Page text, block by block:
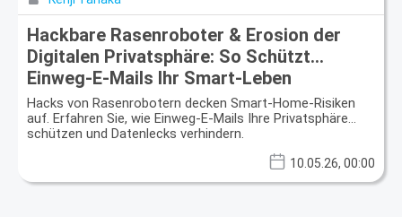
Hackbare Rasenroboter & Erosion der
Digitalen Privatsphäre: So Schützt
Einweg-E-Mails Ihr Smart-Leben
Hacks von Rasenrobotern decken Smart-Home-Risiken
auf. Erfahren Sie, wie Einweg-E-Mails Ihre Privatsphäre
schützen und Datenlecks verhindern.
10.05.26, 00:00